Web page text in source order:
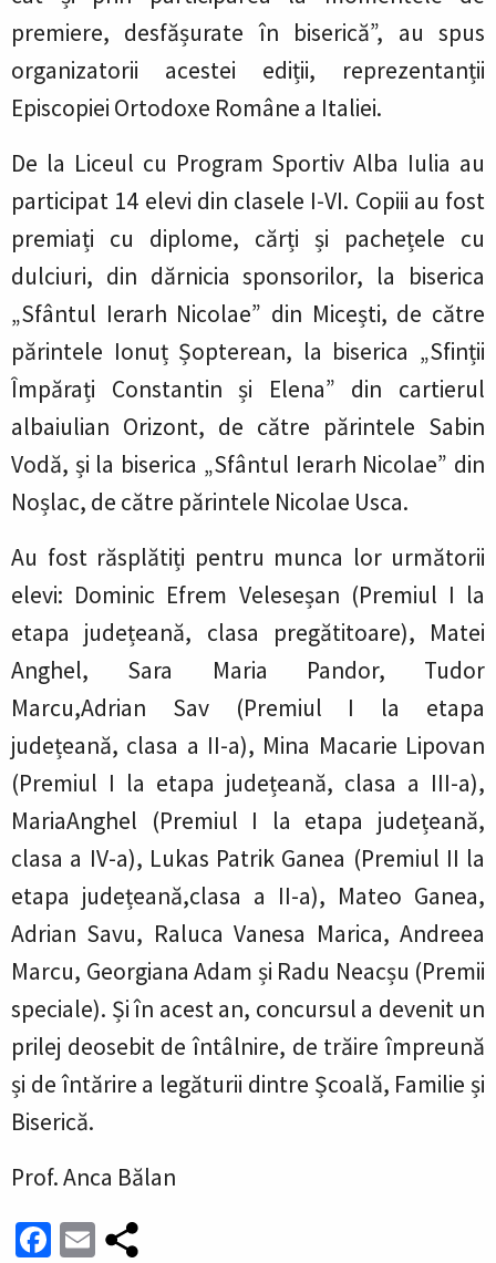
premiere, desfășurate în biserică”, au spus
organizatorii acestei ediții, reprezentanții
Episcopiei Ortodoxe Române a Italiei.
De la Liceul cu Program Sportiv Alba Iulia au
participat 14 elevi din clasele I-VI. Copiii au fost
premiați cu diplome, cărți și pachețele cu
dulciuri, din dărnicia sponsorilor, la biserica
„Sfântul Ierarh Nicolae” din Micești, de către
părintele Ionuț Șopterean, la biserica „Sfinții
Împărați Constantin și Elena” din cartierul
albaiulian Orizont, de către părintele Sabin
Vodă, și la biserica „Sfântul Ierarh Nicolae” din
Noșlac, de către părintele Nicolae Usca.
Au fost răsplătiți pentru munca lor următorii
elevi: Dominic Efrem Veleseșan (Premiul I la
etapa județeană, clasa pregătitoare), Matei
Anghel, Sara Maria Pandor, Tudor
Marcu,Adrian Sav (Premiul I la etapa
județeană, clasa a II-a), Mina Macarie Lipovan
(Premiul I la etapa județeană, clasa a III-a),
MariaAnghel (Premiul I la etapa județeană,
clasa a IV-a), Lukas Patrik Ganea (Premiul II la
etapa județeană,clasa a II-a), Mateo Ganea,
Adrian Savu, Raluca Vanesa Marica, Andreea
Marcu, Georgiana Adam și Radu Neacșu (Premii
speciale). Și în acest an, concursul a devenit un
prilej deosebit de întâlnire, de trăire împreună
și de întărire a legăturii dintre Școală, Familie și
Biserică.
Prof. Anca Bălan
Facebook
Email